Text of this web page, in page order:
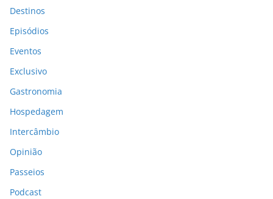
Destinos
Episódios
Eventos
Exclusivo
Gastronomia
Hospedagem
Intercâmbio
Opinião
Passeios
Podcast